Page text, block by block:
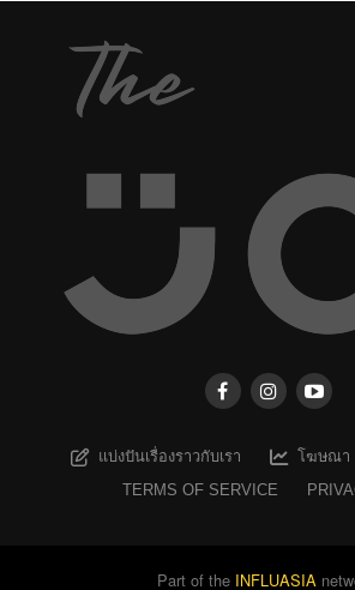
แบ่งปันเรื่องราวกับเรา โฆษณา
TERMS OF SERVICE
Part of the INFLUASIA